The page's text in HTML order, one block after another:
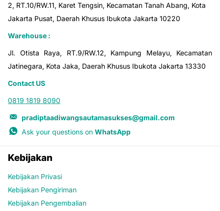
2, RT.10/RW.11, Karet Tengsin, Kecamatan Tanah Abang, Kota
Jakarta Pusat, Daerah Khusus Ibukota Jakarta 10220
Warehouse :
Jl. Otista Raya, RT.9/RW.12, Kampung Melayu, Kecamatan
Jatinegara, Kota Jaka, Daerah Khusus Ibukota Jakarta 13330
Contact US
0819 1819 8090
pradiptaadiwangsautamasukses@gmail.com
Ask your questions on WhatsApp
Kebijakan
Kebijakan Privasi
Kebijakan Pengiriman
Kebijakan Pengembalian